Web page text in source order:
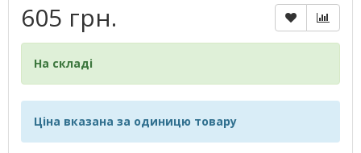
605 грн.
На складі
Ціна вказана за одиницю товару